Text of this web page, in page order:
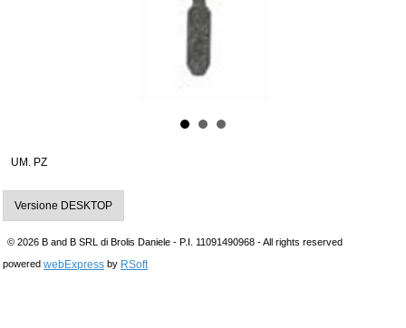
UM. PZ
Versione DESKTOP
© 2026 B and B SRL di Brolis Daniele - P.I. 11091490968 - All rights reserved
powered webExpress by RSoft